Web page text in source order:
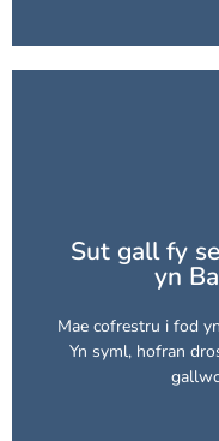
Sut gall fy
yn
Mae cofrestru i fod
Yn syml, hofran
Rydym bob
ni i wella bywydau
syml, felly pam